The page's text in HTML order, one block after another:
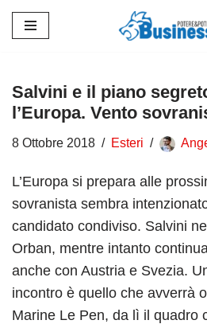
contenuto
Salvini e il piano
l’Europa. Vento
8 Ottobre 2018 Esteri
L’Europa si prepara alle
sovranista sembra
candidato condiviso. Salvini
Orban, mentre intanto
anche con Austria e Svezia.
incontro è quello che avverrà
Marine Le Pen, da lì il quadro